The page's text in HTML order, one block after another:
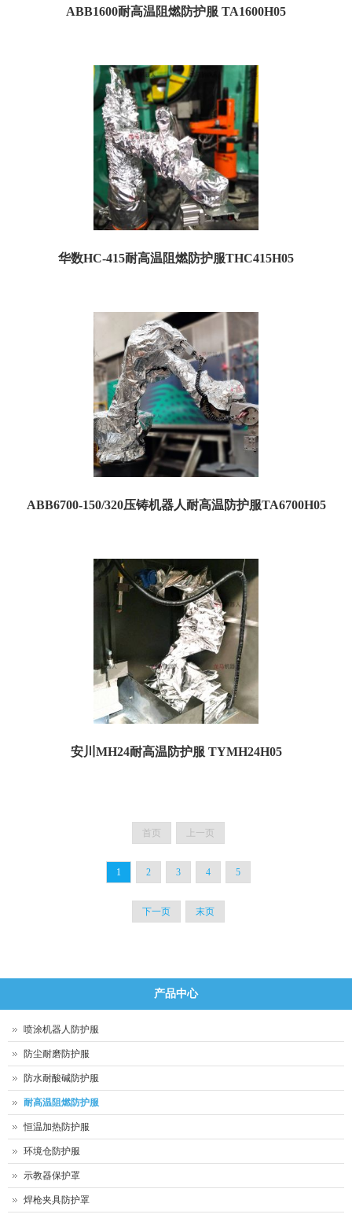
ABB1600耐高温阻燃防护服 TA1600H05
ABB IR...
华数HC-415耐高温阻燃防护服THC415H05
阻燃 适用范围：华数工业机器...
ABB6700-150/320压铸机器人耐高温防护服TA6700H05
高温，防飞溅，阻...
安川MH24耐高温防护服 TYMH24H05
首页 上一页
1 2 3 4 5
下一页 末页
产品中心
喷涂机器人防护服
防尘耐磨防护服
防水耐酸碱防护服
耐高温阻燃防护服
恒温加热防护服
环境仓防护服
示教器保护罩
焊枪夹具防护罩